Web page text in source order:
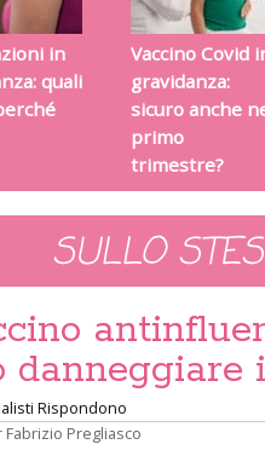
in
quali
Vaccino Covid
gravidanza:
sicuro anche
primo
trimestre?
SULLO
danneggiare
Rispondono
Fabrizio Pregliasco